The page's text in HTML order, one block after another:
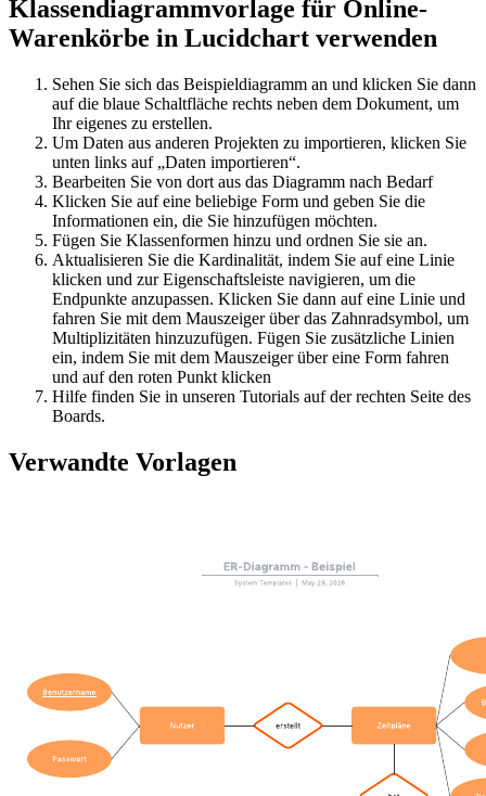
Klassendiagrammvorlage für Online-
Warenkörbe in Lucidchart verwenden
Sehen Sie sich das Beispieldiagramm an und klicken Sie dann
auf die blaue Schaltfläche rechts neben dem Dokument, um
Ihr eigenes zu erstellen.
Um Daten aus anderen Projekten zu importieren, klicken Sie
unten links auf „Daten importieren“.
Bearbeiten Sie von dort aus das Diagramm nach Bedarf
Klicken Sie auf eine beliebige Form und geben Sie die
Informationen ein, die Sie hinzufügen möchten.
Fügen Sie Klassenformen hinzu und ordnen Sie sie an.
Aktualisieren Sie die Kardinalität, indem Sie auf eine Linie
klicken und zur Eigenschaftsleiste navigieren, um die
Endpunkte anzupassen. Klicken Sie dann auf eine Linie und
fahren Sie mit dem Mauszeiger über das Zahnradsymbol, um
Multiplizitäten hinzuzufügen. Fügen Sie zusätzliche Linien
ein, indem Sie mit dem Mauszeiger über eine Form fahren
und auf den roten Punkt klicken
Hilfe finden Sie in unseren Tutorials auf der rechten Seite des
Boards.
Verwandte Vorlagen